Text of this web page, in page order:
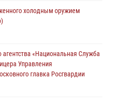
холодным оружием
«Национальная Служба
Управления
главка Росгвардии